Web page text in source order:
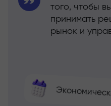
того, чтобы
принимать
рынок и